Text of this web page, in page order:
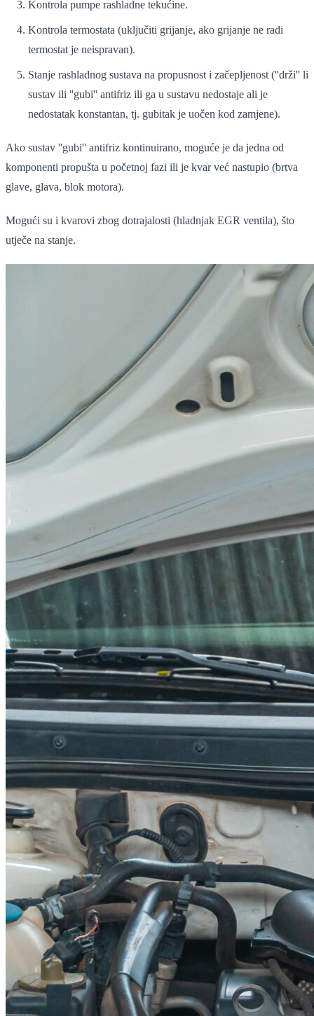
Kontrola pumpe rashladne tekućine.
Kontrola termostata (uključiti grijanje, ako grijanje ne radi
termostat je neispravan).
Stanje rashladnog sustava na propusnost i začepljenost (''drži'' li
sustav ili ''gubi'' antifriz ili ga u sustavu nedostaje ali je
nedostatak konstantan, tj. gubitak je uočen kod zamjene).
Ako sustav ''gubi'' antifriz kontinuirano, moguće je da jedna od
komponenti propušta u početnoj fazi ili je kvar već nastupio (brtva
glave, glava, blok motora).
Mogući su i kvarovi zbog dotrajalosti (hladnjak EGR ventila), što
utječe na stanje.